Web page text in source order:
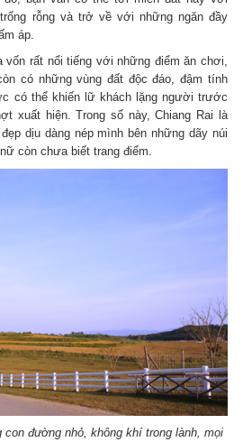
rỗng và trở về với những ngăn đầy
áp.
vốn rất nổi tiếng với những điểm ăn chơi,
có những vùng đất độc đáo, đậm tính
có thể khiến lữ khách lặng người trước
xuất hiện. Trong số này, Chiang Rai là
dịu dàng nép mình bên những dãy núi
còn chưa biết trang điểm.
con đường nhỏ, không khí trong lành, mọi